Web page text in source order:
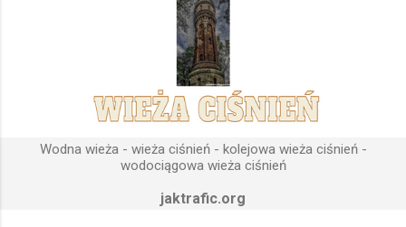
wody do dystrybucji. Zasada działania wieży ciśnień Cechą
priorytetową przy projektowaniu wieży ciśnień jest wyszukanie
odpowiedniego terenu pod przyszłe fundamenty obiektu.
Konstrukcja, aby mogła być w pełni funkcjonalna musi zostać
wybudowana na najwyższym lokalnym wzniesieniu. Ponieważ
gromadząca się woda w zbiorniku wieży ciśnień musi być
umieszczona wyżej, niż instalacje wodne znajdujące się u
odbiorców. Schema...
Wodna wieża - wieża ciśnień - kolejowa wieża ciśnień -
wodociągowa wieża ciśnień
jaktrafic.org